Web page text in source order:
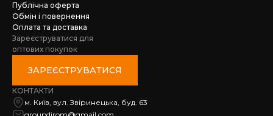
Публічна оферта
Обмін і повернення
Оплата та доставка
Зареєструватися для
оптових покупок
ЗАРЕЄСТРУВАТИСЯ
КОНТАКТИ
м. Київ, вул. Звіринецька, буд. 63